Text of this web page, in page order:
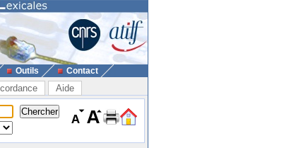
Outils Contact
Aide